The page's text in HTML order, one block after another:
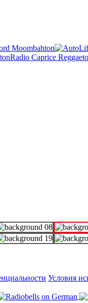
Moombahton
Radio Caprice
Условия